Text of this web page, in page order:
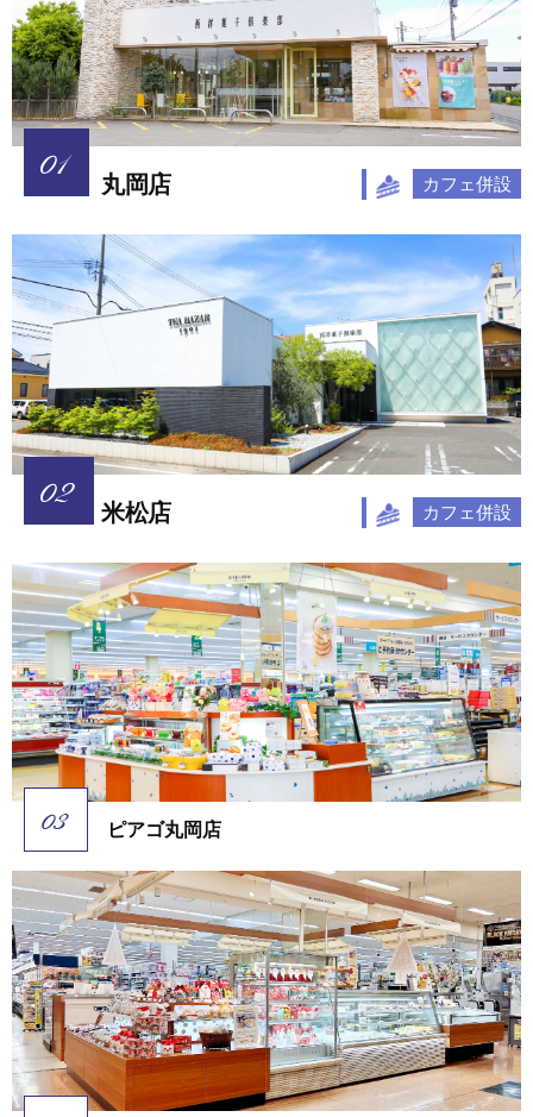
丸岡店 カフェ併設
米松店 カフェ併設
ピアゴ丸岡店